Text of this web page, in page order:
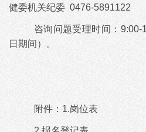
健委机关纪委 0476-5891122
咨询问题受理时间： 9:00-
日期间）。
附件： 1.岗位表